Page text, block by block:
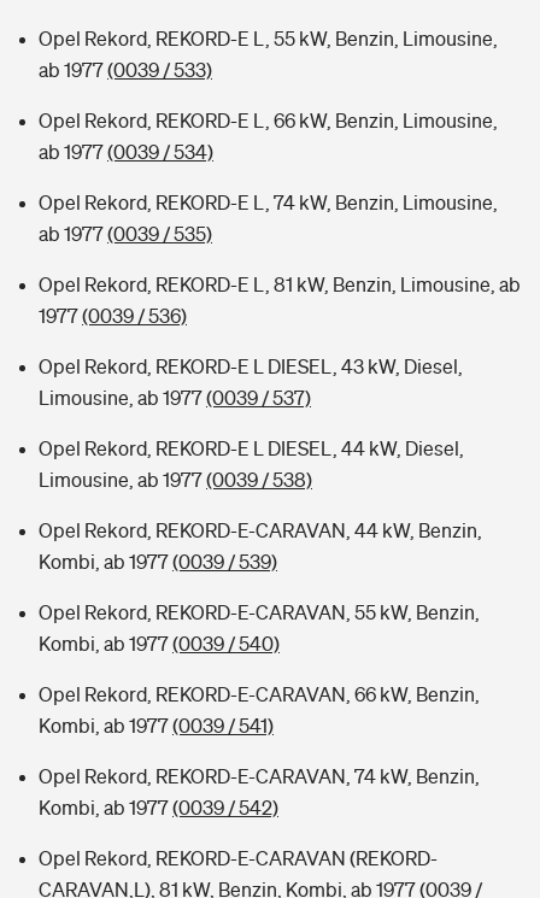
Opel Rekord, REKORD-E L, 55 kW, Benzin, Limousine,
ab 1977(0039 / 533)
Opel Rekord, REKORD-E L, 66 kW, Benzin, Limousine,
ab 1977(0039 / 534)
Opel Rekord, REKORD-E L, 74 kW, Benzin, Limousine,
ab 1977(0039 / 535)
Opel Rekord, REKORD-E L, 81 kW, Benzin, Limousine, ab
1977(0039 / 536)
Opel Rekord, REKORD-E L DIESEL, 43 kW, Diesel,
Limousine, ab 1977(0039 / 537)
Opel Rekord, REKORD-E L DIESEL, 44 kW, Diesel,
Limousine, ab 1977(0039 / 538)
Opel Rekord, REKORD-E-CARAVAN, 44 kW, Benzin,
Kombi, ab 1977(0039 / 539)
Opel Rekord, REKORD-E-CARAVAN, 55 kW, Benzin,
Kombi, ab 1977(0039 / 540)
Opel Rekord, REKORD-E-CARAVAN, 66 kW, Benzin,
Kombi, ab 1977(0039 / 541)
Opel Rekord, REKORD-E-CARAVAN, 74 kW, Benzin,
Kombi, ab 1977(0039 / 542)
Opel Rekord, REKORD-E-CARAVAN (REKORD-
CARAVAN,L), 81 kW, Benzin, Kombi, ab 1977(0039 /